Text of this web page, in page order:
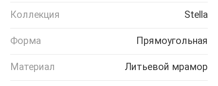
Коллекция Stella
Форма Прямоугольная
Материал Литьевой мрамор